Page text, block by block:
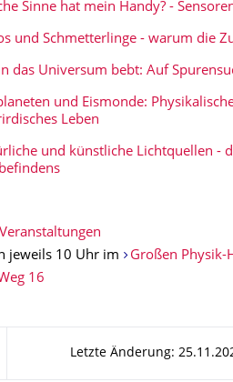
Sinne hat mein Handy? -
und Schmetterlinge - warum die
das Universum bebt: Auf
und Eismonde:
Leben
und künstliche Lichtquellen -
jeweils 10 Uhr im
Großen Physik-
16
Letzte Änderung: